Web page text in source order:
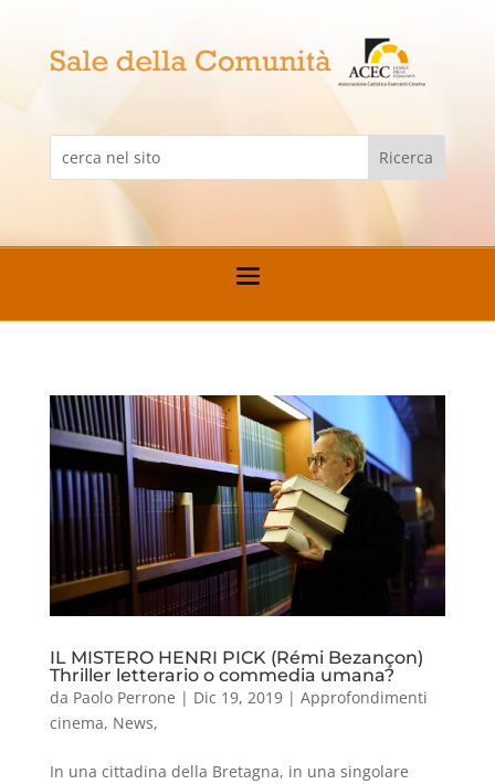
IL MISTERO HENRI PICK (Rémi Bezançon)
Thriller letterario o commedia umana?
da Paolo Perrone | Dic 19, 2019| Approfondimenti
cinema, News,
In una cittadina della Bretagna, in una singolare